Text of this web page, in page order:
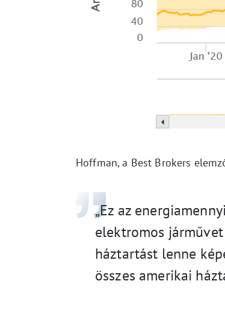
Hoffman, a Best Brokers
„Ez az
elektromos
háztartást lenne
összes amerikai